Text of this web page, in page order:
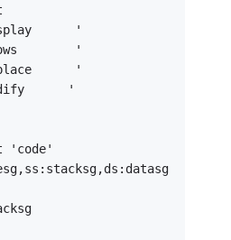
'
'
'
'
'code'